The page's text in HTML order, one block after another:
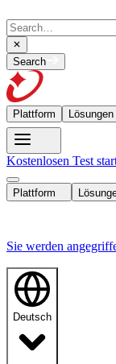
Search
Plattform
Kostenlosen Test
Plattform
Sie werden
Deutsch